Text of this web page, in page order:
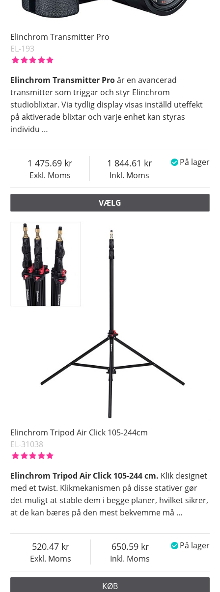
Elinchrom Transmitter Pro
EL-193
Elinchrom Transmitter Proär en avancerad
transmitter som triggar och styr Elinchrom
studioblixtar. Via tydlig display visas inställd uteffekt
på aktiverade blixtar och varje enhet kan styras
individu …
Exkl. Moms
1 475.69
Inkl. Moms
1 844.61 På lager
VÆLG
Elinchrom Tripod Air Click 105-244cm
EL-31038
Elinchrom Tripod Air Click 105-244 cm. Klik designet
med et twist. Klikmekanismen på disse stativer gør
det muligt at stable dem i begge planer, hvilket sikrer,
at de kan bæres på den mest bekvemme må …
Exkl. Moms
520.47
Inkl. Moms
650.59 På lager
KØB